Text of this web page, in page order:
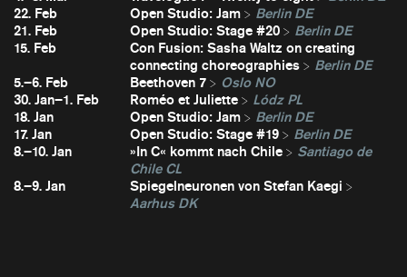
22. Feb
Open Studio: Jam
Berlin DE
21. Feb
Open Studio: Stage #20
Berlin DE
15. Feb
Con Fusion: Sasha Waltz on creating
connecting choreographies
Berlin DE
5.–6. Feb
Beethoven 7
Oslo NO
30. Jan–1. Feb
Roméo et Juliette
Lódz PL
18. Jan
Open Studio: Jam
Berlin DE
17. Jan
Open Studio: Stage #19
Berlin DE
8.–10. Jan
»In C« kommt nach Chile
Santiago de
Chile CL
8.–9. Jan
Spiegelneuronen von Stefan Kaegi
Aarhus DK